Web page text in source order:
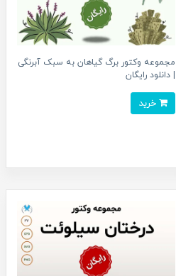
مجموعه وکتور برگ گیاهان به سبک آبرنگی
| دانلود رایگان